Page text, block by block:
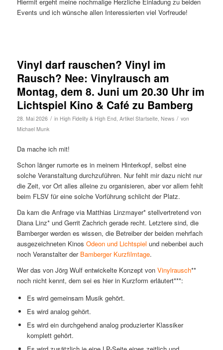
Events und ich wünsche allen Interessierten viel Vorfreude!
Vinyl darf rauschen? Vinyl im
Rausch? Nee: Vinylrausch am
Montag, dem 8. Juni um 20.30 Uhr im
Lichtspiel Kino & Café zu Bamberg
28. Mai 2026 / in High Fidelity & High End, Artikel Startseite, News / von
Michael Munk
Da mache ich mit!
Schon länger rumorte es in meinem Hinterkopf, selbst eine
solche Veranstaltung durchzuführen. Nur fehlt mir dazu nicht nur
die Zeit, vor Ort alles alleine zu organisieren, aber vor allem fehlt
beim FLSV für eine solche Vorführung schlicht der Platz.
Da kam die Anfrage via Matthias Linzmayer* stellvertretend von
Diana Linz* und Gerrit Zachrich gerade recht. Letztere sind, die
Bamberger werden es wissen, die Betreiber der beiden mehrfach
ausgezeichneten Kinos Odeon und Lichtspiel und nebenbei auch
noch Veranstalter der Bamberger Kurzfilmtage.
Wer das von Jörg Wulf entwickelte Konzept von Vinylrausch**
noch nicht kennt, dem sei es hier in Kurzform erläutert***:
Es wird gemeinsam Musik gehört.
Es wird analog gehört.
Es wird ein durchgehend analog produzierter Klassiker
komplett gehört.